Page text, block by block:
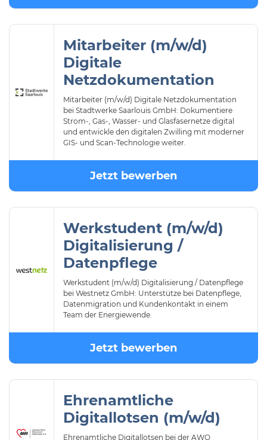
Mitarbeiter (m/w/d)
Digitale
Netzdokumentation
Mitarbeiter (m/w/d) Digitale Netzdokumentation
bei Stadtwerke Saarlouis GmbH: Dokumentiere
Strom-, Gas-, Wasser- und Glasfasernetze digital
und entwickle den digitalen Zwilling mit moderner
GIS- und Scan-Technologie weiter.
Jetzt bewerben
Werkstudent (m/w/d)
Digitalisierung /
Datenpflege
Werkstudent (m/w/d) Digitalisierung / Datenpflege
bei Westnetz GmbH: Unterstütze bei Datenpflege,
Datenmigration und Kundenkontakt in einem
Team der Energiewende.
Jetzt bewerben
Ehrenamtliche
Digitallotsen (m/w/d)
Ehrenamtliche Digitallotsen bei der AWO